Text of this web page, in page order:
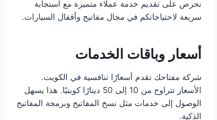
نحرص على تقديم خدمة عملاء متميزة مع استجابة
سريعة لاحتياجاتكم في مجال مفاتيح وأقفال السيارات.
أسعار وباقات الخدمات
شركة مفتاحك تقدم أسعارًا تنافسية في الكويت.
الأسعار تتراوح من 10 إلى 50 دينارًا كويتيًا. هذا يسهل
الوصول إلى خدمات مثل نسخ المفاتيح وبرمجة المفاتيح
الذكية.